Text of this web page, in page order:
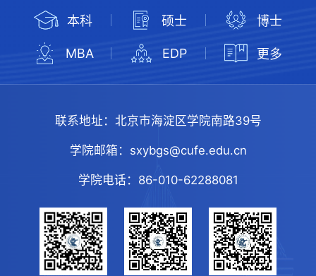
本科 硕士 博士
MBA EDP 更多
联系地址： 北京市海淀区学院南路39号
学院邮箱： sxybgs@cufe.edu.cn
学院电话： 86-010-62288081